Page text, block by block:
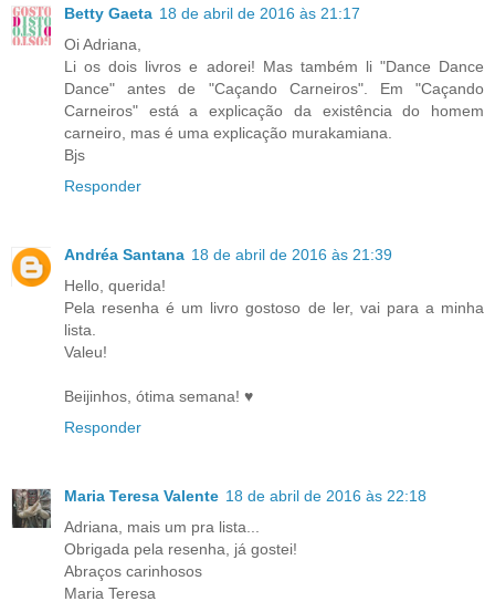
Betty Gaeta 18 de abril de 2016 às 21:17
Oi Adriana,
Li os dois livros e adorei! Mas também li "Dance Dance
Dance" antes de "Caçando Carneiros". Em "Caçando
Carneiros" está a explicação da existência do homem
carneiro, mas é uma explicação murakamiana.
Bjs
Responder
Andréa Santana 18 de abril de 2016 às 21:39
Hello, querida!
Pela resenha é um livro gostoso de ler, vai para a minha
lista.
Valeu!
Beijinhos, ótima semana! ♥
Responder
Maria Teresa Valente 18 de abril de 2016 às 22:18
Adriana, mais um pra lista...
Obrigada pela resenha, já gostei!
Abraços carinhosos
Maria Teresa